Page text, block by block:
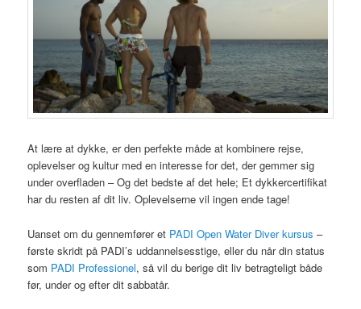
At lære at dykke, er den perfekte måde at kombinere rejse,
oplevelser og kultur med en interesse for det, der gemmer sig
under overfladen – Og det bedste af det hele; Et dykkercertifikat
har du resten af dit liv. Oplevelserne vil ingen ende tage!
Uanset om du gennemfører et PADI Open Water Diver kursus –
første skridt på PADI’s uddannelsesstige, eller du når din status
som PADI Professionel, så vil du berige dit liv betragteligt både
før, under og efter dit sabbatår.